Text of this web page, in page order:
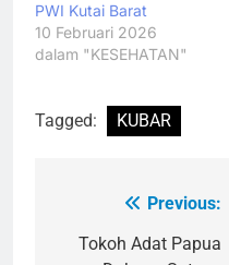
PWI Kutai Barat
10 Februari 2026
dalam "KESEHATAN"
Tagged: KUBAR
Navigasi
pos
Previous:
Tokoh Adat Papua